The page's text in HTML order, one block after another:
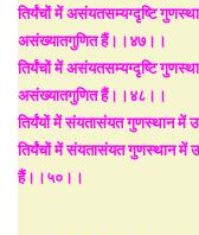
तिर्यंचों में असंयतसम्यग्दृष्टि
असंख्यातगुणित हैं।।४७।।
तिर्यंचों में असंयतसम्यग्दृष्टि
असंख्यातगुणित हैं।।४८।।
तिर्यंयों में संयतासंयत गुणस्थान
तिर्यंचों में संयतासंयत गुणस्थान में
हैं।।५०।।